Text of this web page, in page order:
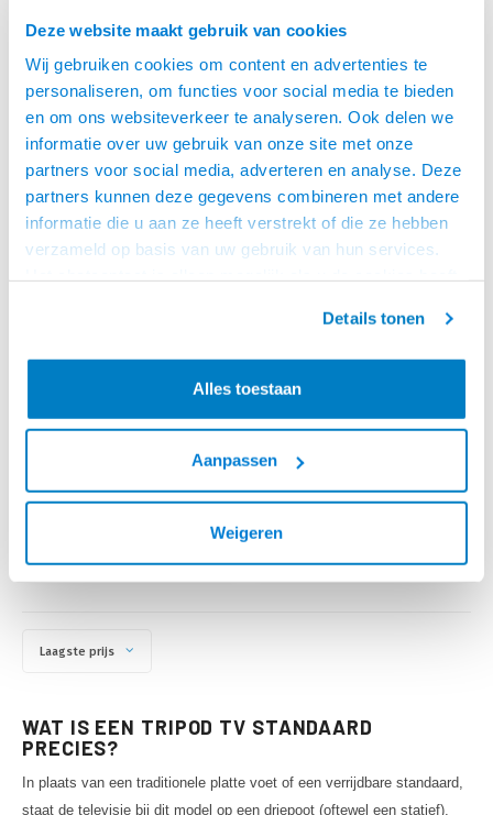
Deze website maakt gebruik van cookies
Wij gebruiken cookies om content en advertenties te
personaliseren, om functies voor social media te bieden
en om ons websiteverkeer te analyseren. Ook delen we
informatie over uw gebruik van onze site met onze
partners voor social media, adverteren en analyse. Deze
partners kunnen deze gegevens combineren met andere
informatie die u aan ze heeft verstrekt of die ze hebben
verzameld op basis van uw gebruik van hun services.
Details tonen
Alles toestaan
Aanpassen
Weigeren
• 49 t/m 70 inch, hoogte 96 t/m
106 cm (Hart VESA gatenpatroon)
200x200,300x200,400x200,300x300,400x300,400x400,600x400
• Geschikt voor schermen tot 40
DAGEN
ZOMERKNALLER!
HT 25 L
• 55 t/m 70 inch, max. 106 cm
hoog (Hart VESA)
• Geschikt voor schermen tot 40
€229,95
Laagste prijs
WAT IS EEN TRIPOD TV STANDAARD
PRECIES?
In plaats van een traditionele platte voet of een verrijdbare standaard,
staat de televisie bij dit model op een driepoot (oftewel een statief),